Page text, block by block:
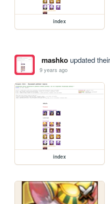
index
mashkoupdated
9 years ago
index